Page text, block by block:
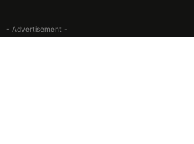
- Advertisement -